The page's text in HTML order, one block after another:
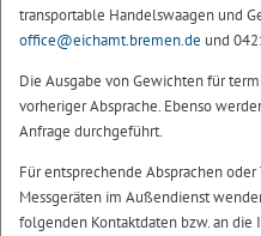
transportable Handelswaagen und
office@eichamt.bremen.de und
Die Ausgabe von Gewichten für
vorheriger Absprache. Ebenso
Anfrage durchgeführt.
Für entsprechende Absprachen
Messgeräten im Außendienst
folgenden Kontaktdaten bzw. an